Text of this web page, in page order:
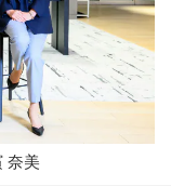
奈美